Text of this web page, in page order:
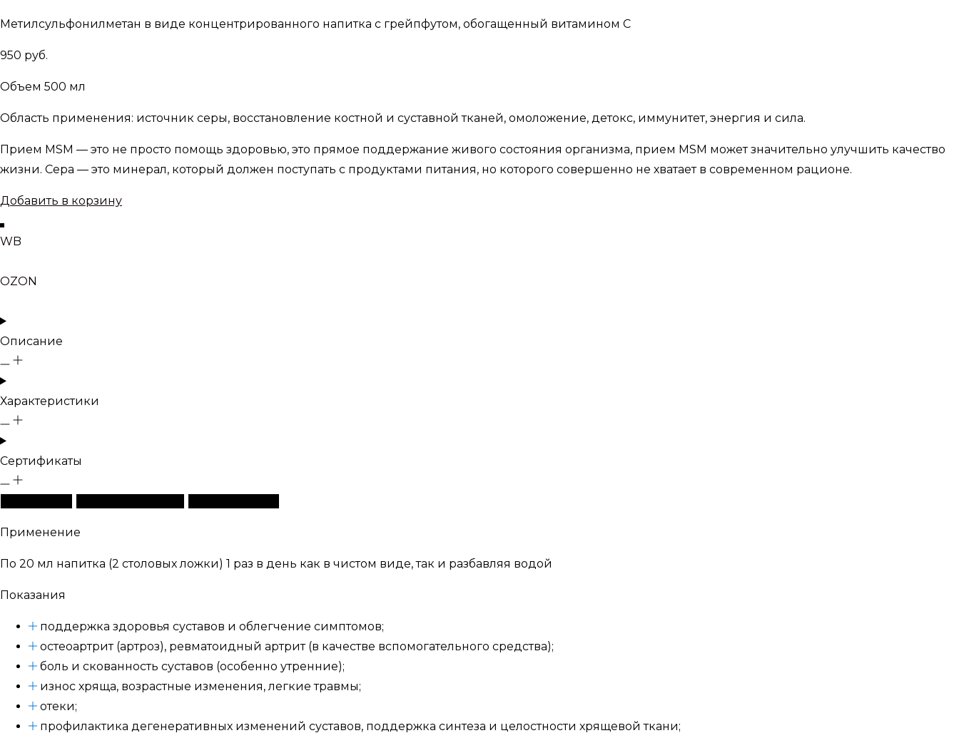
Метилсульфонилметан в виде концентрированного напитка с грейпфутом, обогащенный витамином С
950 руб.
Объем 500 мл
Область применения: источник серы, восстановление костной и суставной тканей, омоложение, детокс, иммунитет, энергия и сила.
Прием MSM — это не просто помощь здоровью, это прямое поддержание живого состояния организма, прием MSM может значительно улучшить качество
жизни. Сера — это минерал, который должен поступать с продуктами питания, но которого совершенно не хватает в современном рационе.
Добавить в корзину
WB
OZON
Описание
Характеристики
Сертификаты
Применение
По 20 мл напитка (2 столовых ложки) 1 раз в день как в чистом виде, так и разбавляя водой
Показания
поддержка здоровья суставов и облегчение симптомов;
остеоартрит (артроз), ревматоидный артрит (в качестве вспомогательного средства);
боль и скованность суставов (особенно утренние);
износ хряща, возрастные изменения, легкие травмы;
отеки;
профилактика дегенеративных изменений суставов, поддержка синтеза и целостности хрящевой ткани;